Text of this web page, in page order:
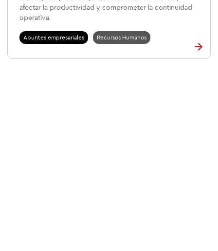
afectar la productividad y comprometer la continuidad
operativa.
Apuntes empresariales Recursos Humanos